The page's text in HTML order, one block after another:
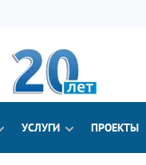
УСЛУГИ ПРОЕКТЫ